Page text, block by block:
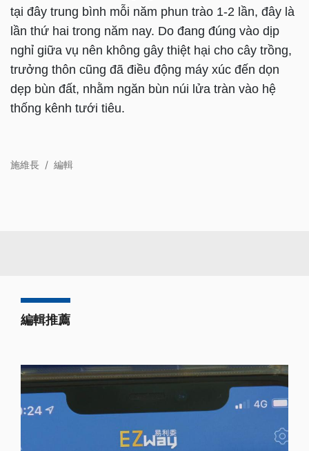
tại đây trung bình mỗi năm phun trào 1-2 lần, đây là
lần thứ hai trong năm nay. Do đang đúng vào dịp
nghỉ giữa vụ nên không gây thiệt hại cho cây trồng,
trưởng thôn cũng đã điều động máy xúc đến dọn
dẹp bùn đất, nhằm ngăn bùn núi lửa tràn vào hệ
thống kênh tưới tiêu.
施維長 / 編輯
編輯推薦